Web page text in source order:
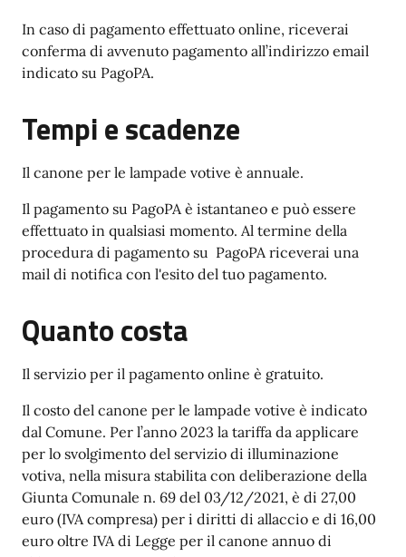
In caso di pagamento effettuato online, riceverai
conferma di avvenuto pagamento all’indirizzo email
indicato su PagoPA.
Tempi e scadenze
Il canone per le lampade votive è annuale.
Il pagamento su PagoPA è istantaneo e può essere
effettuato in qualsiasi momento. Al termine della
procedura di pagamento su PagoPA riceverai una
mail di notifica con l'esito del tuo pagamento.
Quanto costa
Il servizio per il pagamento online è gratuito.
Il costo del canone per le lampade votive è indicato
dal Comune. Per l’anno 2023 la tariffa da applicare
per lo svolgimento del servizio di illuminazione
votiva, nella misura stabilita con deliberazione della
Giunta Comunale n. 69 del 03/12/2021, è di 27,00
euro (IVA compresa) per i diritti di allaccio e di 16,00
euro oltre IVA di Legge per il canone annuo di